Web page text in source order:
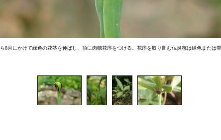
8月にかけて緑色の花茎を伸ばし、頂に肉穂花序をつける。花序を取り囲む仏炎苞は緑色または